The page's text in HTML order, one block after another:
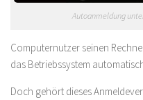
Autoanmeldung
Computernutzer seinen
das Betriebssystem
Doch gehört dieses